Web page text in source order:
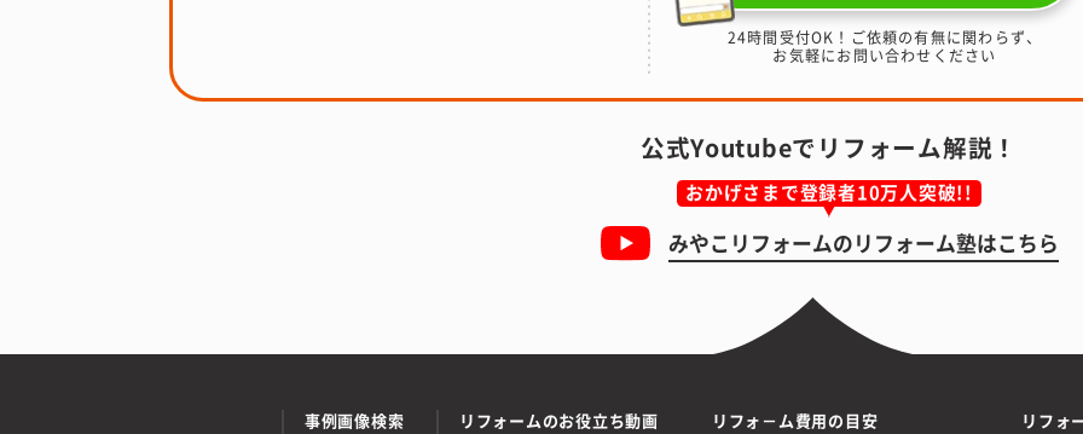
24時間受付OK！ご依頼の有無に関わらず、
お気軽にお問い合わせください
公式Youtubeでリフォーム解説！
おかげさまで登録者10万人突破!!
みやこリフォームのリフォーム塾はこちら
事例画像検索
リフォームのお役立ち動画
リフォ－ム費用の目安 リフォ